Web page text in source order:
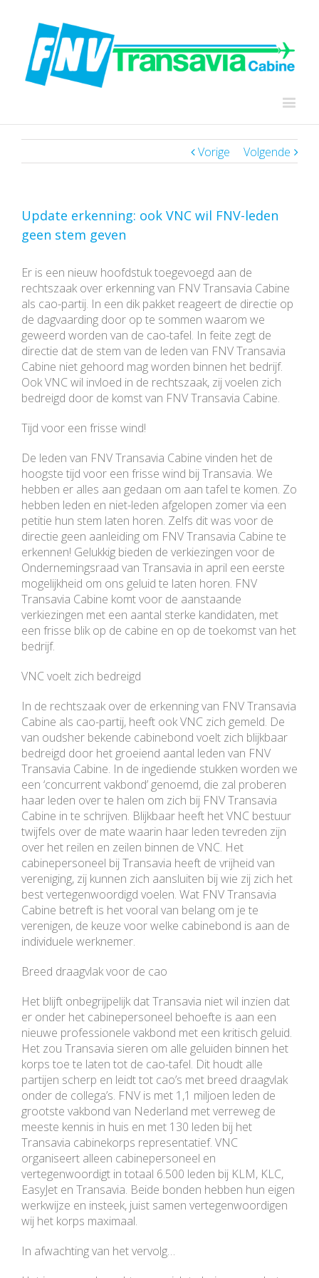
Vorige Volgende
Update erkenning: ook VNC wil FNV-leden
geen stem geven
Er is een nieuw hoofdstuk toegevoegd aan de
rechtszaak over erkenning van FNV Transavia Cabine
als cao-partij. In een dik pakket reageert de directie op
de dagvaarding door op te sommen waarom we
geweerd worden van de cao-tafel. In feite zegt de
directie dat de stem van de leden van FNV Transavia
Cabine niet gehoord mag worden binnen het bedrijf.
Ook VNC wil invloed in de rechtszaak, zij voelen zich
bedreigd door de komst van FNV Transavia Cabine.
Tijd voor een frisse wind!
De leden van FNV Transavia Cabine vinden het de
hoogste tijd voor een frisse wind bij Transavia. We
hebben er alles aan gedaan om aan tafel te komen. Zo
hebben leden en niet-leden afgelopen zomer via een
petitie hun stem laten horen. Zelfs dit was voor de
directie geen aanleiding om FNV Transavia Cabine te
erkennen! Gelukkig bieden de verkiezingen voor de
Ondernemingsraad van Transavia in april een eerste
mogelijkheid om ons geluid te laten horen. FNV
Transavia Cabine komt voor de aanstaande
verkiezingen met een aantal sterke kandidaten, met
een frisse blik op de cabine en op de toekomst van het
bedrijf.
VNC voelt zich bedreigd
In de rechtszaak over de erkenning van FNV Transavia
Cabine als cao-partij, heeft ook VNC zich gemeld. De
van oudsher bekende cabinebond voelt zich blijkbaar
bedreigd door het groeiend aantal leden van FNV
Transavia Cabine. In de ingediende stukken worden we
een ‘concurrent vakbond’ genoemd, die zal proberen
haar leden over te halen om zich bij FNV Transavia
Cabine in te schrijven. Blijkbaar heeft het VNC bestuur
twijfels over de mate waarin haar leden tevreden zijn
over het reilen en zeilen binnen de VNC. Het
cabinepersoneel bij Transavia heeft de vrijheid van
vereniging, zij kunnen zich aansluiten bij wie zij zich het
best vertegenwoordigd voelen. Wat FNV Transavia
Cabine betreft is het vooral van belang om je te
verenigen, de keuze voor welke cabinebond is aan de
individuele werknemer.
Breed draagvlak voor de cao
Het blijft onbegrijpelijk dat Transavia niet wil inzien dat
er onder het cabinepersoneel behoefte is aan een
nieuwe professionele vakbond met een kritisch geluid.
Het zou Transavia sieren om alle geluiden binnen het
korps toe te laten tot de cao-tafel. Dit houdt alle
partijen scherp en leidt tot cao’s met breed draagvlak
onder de collega’s. FNV is met 1,1 miljoen leden de
grootste vakbond van Nederland met verreweg de
meeste kennis in huis en met 130 leden bij het
Transavia cabinekorps representatief. VNC
organiseert alleen cabinepersoneel en
vertegenwoordigt in totaal 6.500 leden bij KLM, KLC,
EasyJet en Transavia. Beide bonden hebben hun eigen
werkwijze en insteek, juist samen vertegenwoordigen
wij het korps maximaal.
In afwachting van het vervolg…